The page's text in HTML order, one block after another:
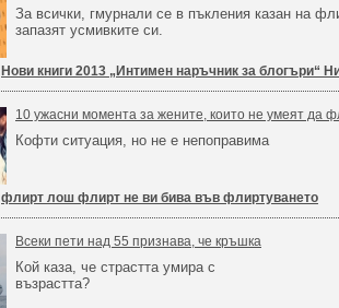
За всички, гмурнали се в пъкления казан на
запазят усмивките си.
Нови книги 2013 „Интимен наръчник за блогъри“
10 ужасни момента за жените, които не умеят да
Кофти ситуация, но не е непоправима
флирт лош флирт не ви бива във флиртуването
Всеки пети над 55 признава, че кръшка
Кой каза, че страстта умира с
възрастта?